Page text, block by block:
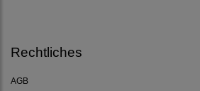
Rechtliches
AGB